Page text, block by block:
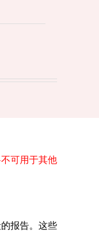
可用于其他
报告。这些